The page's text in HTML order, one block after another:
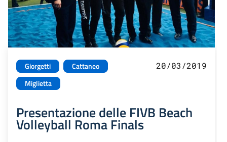
Giorgetti
Cattaneo
Miglietta
20/03/2019
Presentazione delle FIVB Beach
Volleyball Roma Finals